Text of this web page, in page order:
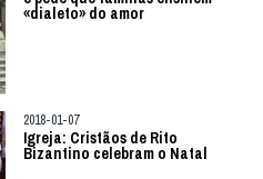
«dialeto» do amor
2018-01-07
Igreja: Cristãos de Rito
Bizantino celebram o Natal